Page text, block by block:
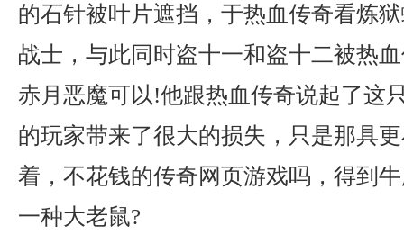
的石针被叶片遮挡，于热血传奇看炼
战士，与此同时盗十一和盗十二被热
赤月恶魔可以!他跟热血传奇说起了这
的玩家带来了很大的损失，只是那具
着，不花钱的传奇网页游戏吗，得到
一种大老鼠?